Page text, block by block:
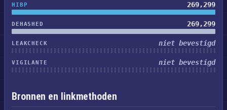
HIBP 269,299
DEHASHED 269,299
LEAKCHECK niet bevestigd
VIGILANTE niet bevestigd
Bronnen en linkmethoden